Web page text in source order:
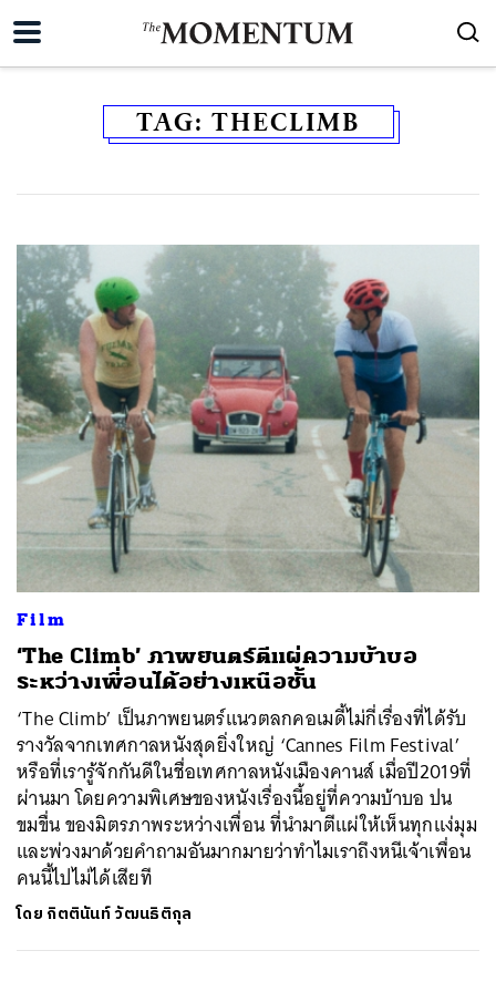
TAG: THECLIMB
Film
‘The Climb’ ภาพยนตร์ตีแผ่ความบ้าบอ
ระหว่างเพื่อนได้อย่างเหนือชั้น
‘The Climb’ เป็นภาพยนตร์แนวตลกคอเมดี้ไม่กี่เรื่องที่ได้รับ
รางวัลจากเทศกาลหนังสุดยิ่งใหญ่ ‘Cannes Film Festival’
หรือที่เรารู้จักกันดีในชื่อเทศกาลหนังเมืองคานส์ เมื่อปี2019ที่
ผ่านมา โดยความพิเศษของหนังเรื่องนี้อยู่ที่ความบ้าบอ ปน
ขมขื่น ของมิตรภาพระหว่างเพื่อน ที่นำมาตีแผ่ให้เห็นทุกแง่มุม
และพ่วงมาด้วยคำถามอันมากมายว่าทำไมเราถึงหนีเจ้าเพื่อน
คนนี้ไปไม่ได้เสียที
โดย กิตตินันท์ วัฒนธิติกุล